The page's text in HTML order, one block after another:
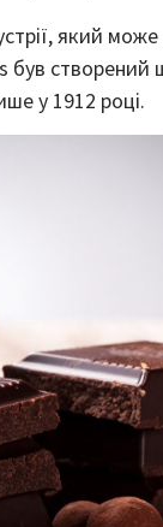
який
створений
у 1912 році.